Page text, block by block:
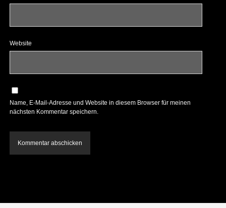
Website
Name, E-Mail-Adresse und Website in diesem Browser für meinen
nächsten Kommentar speichern.